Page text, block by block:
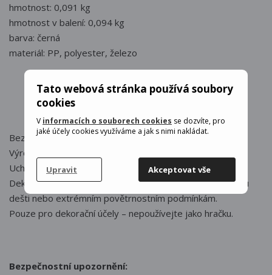
Tato webová stránka používá soubory
cookies
V informacích o souborech cookies se dozvíte, pro
jaké účely cookies využíváme a jak s nimi nakládat.
Upravit Akceptovat vše
hmotnost: 0,091 kg
hmotnost v balení: 0,094 kg
barva: černá
materiál: PP, polyester, železo
Bezpečnostní upozornění:
Výrobek není hračka – není vhodné pro děti do 3 let.
Uchovávejte mimo dosah malých dětí.
Dekorace není voděodolná – nevystavujte dlouhodobému
dešti nebo extrémním povětrnostním podmínkám.
Pouze pro dekorační účely – nepoužívejte jako hračku.
Bezpečnostní upozornění: